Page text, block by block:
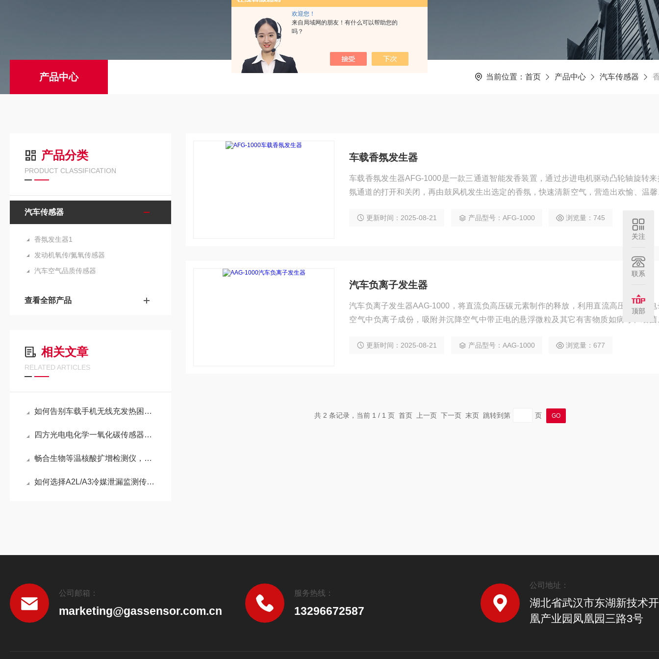
欢迎您！
来自局域网的朋友！有什么可以帮助您的
吗？
产品中心 当前位置： 首页 产品中心 汽车传感器
产品分类
PRODUCT CLASSIFICATION
汽车传感器
香氛发生器1
发动机氧传/氮氧传感器
汽车空气品质传感器
查看全部产品
相关文章
RELATED ARTICLES
如何告别车载手机无线充发热困扰？四方风信散热风扇带您解锁“冷静快充”
四方光电电化学一氧化碳传感器ECO-5011系列通过UL 2075认证
畅合生物等温核酸扩增检测仪，让动物疫病检测进入“现场极速时代”
如何选择A2L/A3冷媒泄漏监测传感器？
车载香氛发生器
车载香氛发生器AFG-1000是一款三通道智能发香装置，通过步进电机驱动凸轮轴旋转来
氛通道的打开和关闭，再由鼓风机发生出选定的香氛，快速清新空气，营造出欢愉、温
更新时间：2025-08-21 产品型号：AFG-1000 浏览量：745
汽车负离子发生器
汽车负离子发生器AAG-1000，将直流负高压碳元素制作的释放，利用直流高压产生高
空气中负离子成份，吸附并沉降空气中带正电的悬浮微粒及其它有害物质如病毒、细菌
更新时间：2025-08-21 产品型号：AAG-1000 浏览量：677
共 2 条记录，当前 1 / 1 页 首页 上一页 下一页 末页 跳转到第 页
公司邮箱：
marketing@gassensor.com.cn
服务热线：
13296672587
公司地址：
湖北省武汉市东湖新技术
凰产业园凤凰园三路3号
关注
联系
顶部